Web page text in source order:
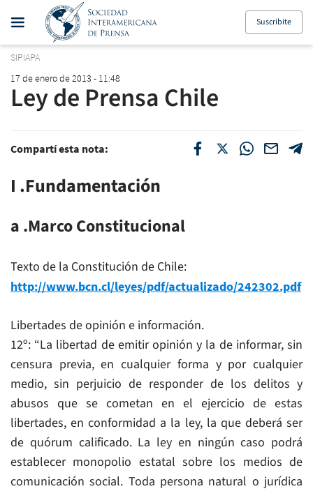
Suscribite
SIPIAPA
17 de enero de 2013 - 11:48
Ley de Prensa Chile
Compartí esta nota:
I .Fundamentación
a .Marco Constitucional
Texto de la Constitución de Chile:
http://www.bcn.cl/leyes/pdf/actualizado/242302.pdf
Libertades de opinión e información.
12º: “La libertad de emitir opinión y la de informar, sin
censura previa, en cualquier forma y por cualquier
medio, sin perjuicio de responder de los delitos y
abusos que se cometan en el ejercicio de estas
libertades, en conformidad a la ley, la que deberá ser
de quórum calificado. La ley en ningún caso podrá
establecer monopolio estatal sobre los medios de
comunicación social. Toda persona natural o jurídica